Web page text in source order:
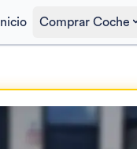
Inicio Comprar Coche